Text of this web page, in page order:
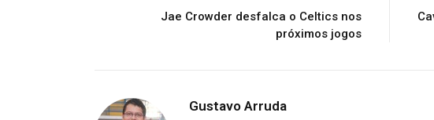
Jae Crowder desfalca o Celtics nos
próximos jogos
Gustavo Arruda